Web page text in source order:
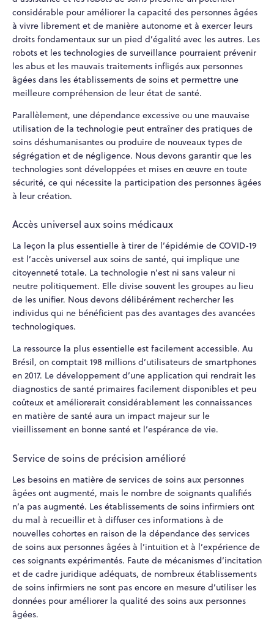
considérable pour améliorer la capacité des personnes âgées
à vivre librement et de manière autonome et à exercer leurs
droits fondamentaux sur un pied d’égalité avec les autres. Les
robots et les technologies de surveillance pourraient prévenir
les abus et les mauvais traitements infligés aux personnes
âgées dans les établissements de soins et permettre une
meilleure compréhension de leur état de santé.
Parallèlement, une dépendance excessive ou une mauvaise
utilisation de la technologie peut entraîner des pratiques de
soins déshumanisantes ou produire de nouveaux types de
ségrégation et de négligence. Nous devons garantir que les
technologies sont développées et mises en œuvre en toute
sécurité, ce qui nécessite la participation des personnes âgées
à leur création.
Accès universel aux soins médicaux
La leçon la plus essentielle à tirer de l’épidémie de COVID-19
est l’accès universel aux soins de santé, qui implique une
citoyenneté totale. La technologie n’est ni sans valeur ni
neutre politiquement. Elle divise souvent les groupes au lieu
de les unifier. Nous devons délibérément rechercher les
individus qui ne bénéficient pas des avantages des avancées
technologiques.
La ressource la plus essentielle est facilement accessible. Au
Brésil, on comptait 198 millions d’utilisateurs de smartphones
en 2017. Le développement d’une application qui rendrait les
diagnostics de santé primaires facilement disponibles et peu
coûteux et améliorerait considérablement les connaissances
en matière de santé aura un impact majeur sur le
vieillissement en bonne santé et l’espérance de vie.
Service de soins de précision amélioré
Les besoins en matière de services de soins aux personnes
âgées ont augmenté, mais le nombre de soignants qualifiés
n’a pas augmenté. Les établissements de soins infirmiers ont
du mal à recueillir et à diffuser ces informations à de
nouvelles cohortes en raison de la dépendance des services
de soins aux personnes âgées à l’intuition et à l’expérience de
ces soignants expérimentés. Faute de mécanismes d’incitation
et de cadre juridique adéquats, de nombreux établissements
de soins infirmiers ne sont pas encore en mesure d’utiliser les
données pour améliorer la qualité des soins aux personnes
âgées.